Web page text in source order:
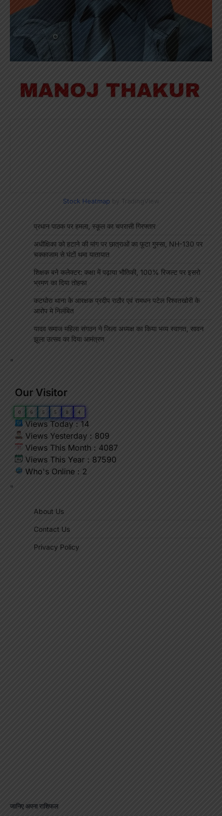
Stock Heatmap by TradingView
प्रधान पाठक पर हमला, स्कूल का चपरासी गिरफ्तार
अधीक्षिका को हटाने की मांग पर छात्राओं का फूटा गुस्सा, NH-130 पर
चक्काजाम से घंटों थमा यातायात
शिक्षक बने कलेक्टर: कक्षा में पढ़ाया भौतिकी, 100% रिजल्ट पर इसरो
भ्रमण का दिया तोहफा
कटघोरा थाना के आरक्षक प्रदीप राठौर एवं रामधन पटेल रिश्वतखोरी के
आरोप मे निलंबित
यादव समाज महिला संगठन ने जिला अध्यक्ष का किया भव्य स्वागत, सावन
झूला उत्सव का दिया आमंत्रण
"
Our Visitor
0 6 5 5 8 4
Views Today : 14
Views Yesterday : 809
Views This Month : 4087
Views This Year : 87590
Who's Online : 2
"
About Us
Contact Us
Privacy Policy
जानिए अपना राशिफल